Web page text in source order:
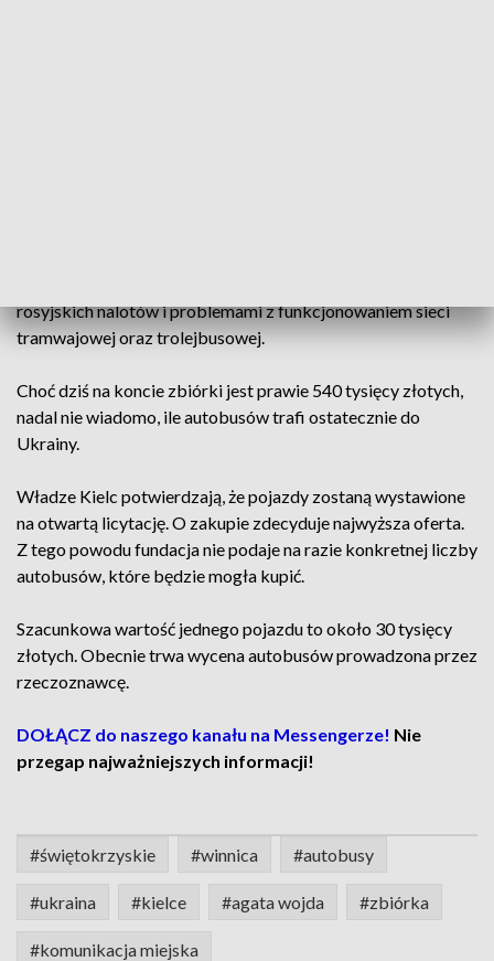
rosyjskich nalotów i problemami z funkcjonowaniem sieci
tramwajowej oraz trolejbusowej.
Choć dziś na koncie zbiórki jest prawie 540 tysięcy złotych,
nadal nie wiadomo, ile autobusów trafi ostatecznie do
Ukrainy.
Władze Kielc potwierdzają, że pojazdy zostaną wystawione
na otwartą licytację. O zakupie zdecyduje najwyższa oferta.
Z tego powodu fundacja nie podaje na razie konkretnej liczby
autobusów, które będzie mogła kupić.
Szacunkowa wartość jednego pojazdu to około 30 tysięcy
złotych. Obecnie trwa wycena autobusów prowadzona przez
rzeczoznawcę.
DOŁĄCZ do naszego kanału na Messengerze! Nie
przegap najważniejszych informacji!
#świętokrzyskie #winnica #autobusy
#ukraina #kielce #agata wojda #zbiórka
#komunikacja miejska